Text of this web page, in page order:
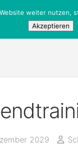
/
2029
weiter
Akzeptieren